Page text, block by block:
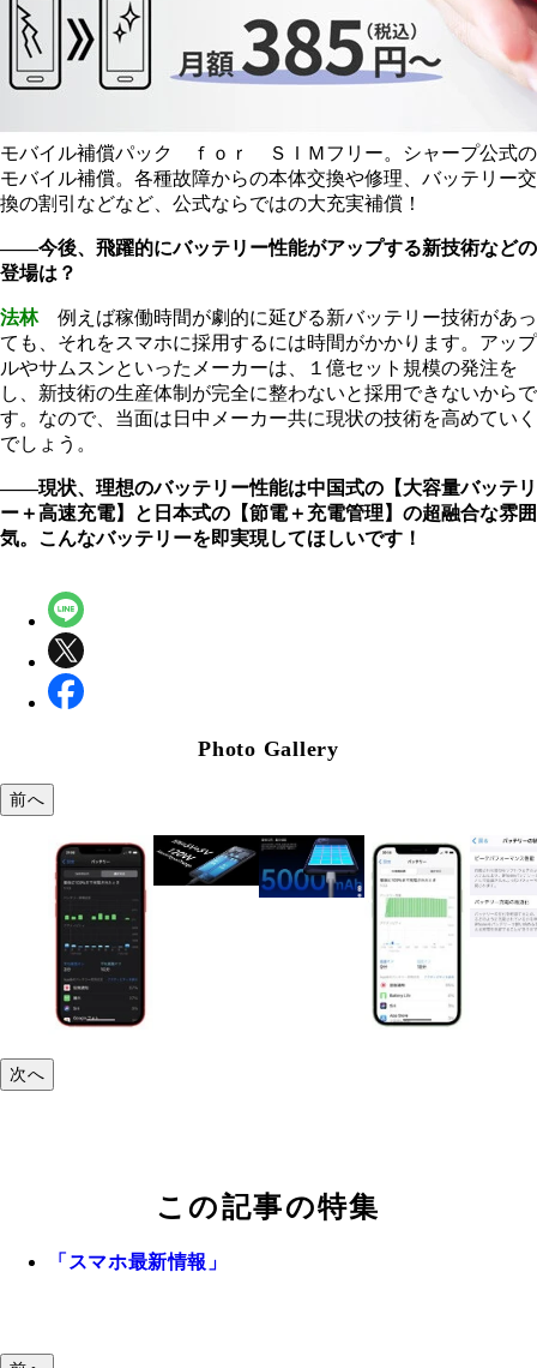
モバイル補償パック ｆｏｒ ＳＩＭフリー。シャープ公式の
モバイル補償。各種故障からの本体交換や修理、バッテリー交
換の割引などなど、公式ならではの大充実補償！
――今後、飛躍的にバッテリー性能がアップする新技術などの
登場は？
法林例えば稼働時間が劇的に延びる新バッテリー技術があっ
ても、それをスマホに採用するには時間がかかります。アップ
ルやサムスンといったメーカーは、１億セット規模の発注を
し、新技術の生産体制が完全に整わないと採用できないからで
す。なので、当面は日中メーカー共に現状の技術を高めていく
でしょう。
――現状、理想のバッテリー性能は中国式の【大容量バッテリ
ー＋高速充電】と日本式の【節電＋充電管理】の超融合な雰囲
気。こんなバッテリーを即実現してほしいです！
Photo Gallery
前へ
次へ
この記事の特集
「スマホ最新情報」